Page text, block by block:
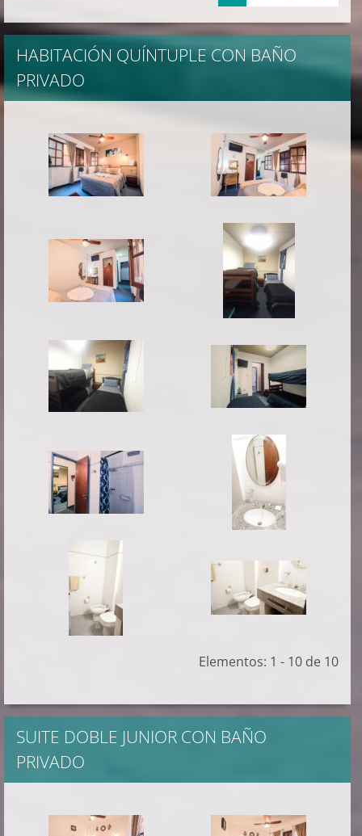
HABITACIÓN QUÍNTUPLE CON BAÑO
PRIVADO
Elementos: 1 - 10 de 10
SUITE DOBLE JUNIOR CON BAÑO
PRIVADO